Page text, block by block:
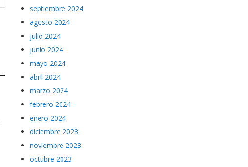
septiembre 2024
agosto 2024
julio 2024
junio 2024
mayo 2024
abril 2024
marzo 2024
febrero 2024
enero 2024
diciembre 2023
noviembre 2023
octubre 2023